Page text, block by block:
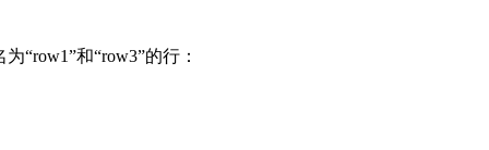
“row1”和“row3”的行：